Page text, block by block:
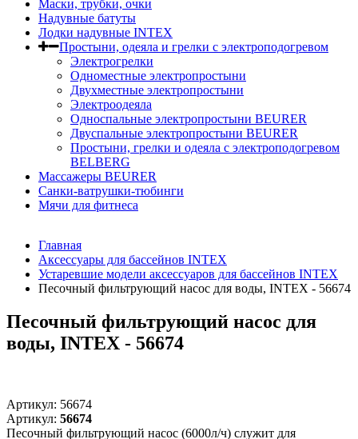
Маски, трубки, очки
Надувные батуты
Лодки надувные INTEX
Простыни, одеяла и грелки с электроподогревом
Электрогрелки
Одноместные электропростыни
Двухместные электропростыни
Электроодеяла
Односпальные электропростыни BEURER
Двуспальные электропростыни BEURER
Простыни, грелки и одеяла с электроподогревом
BELBERG
Массажеры BEURER
Санки-ватрушки-тюбинги
Мячи для фитнеса
Главная
Аксессуары для бассейнов INTEX
Устаревшие модели аксессуаров для бассейнов INTEX
Песочный фильтрующий насос для воды, INTEX - 56674
Песочный фильтрующий насос для
воды, INTEX - 56674
Артикул: 56674
Артикул: 56674
Песочный фильтрующий насос (6000л/ч) служит для